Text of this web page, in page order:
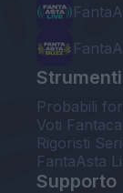
Strumenti
Probabili
Voti
Rigoristi
FantaAsta
Supporto